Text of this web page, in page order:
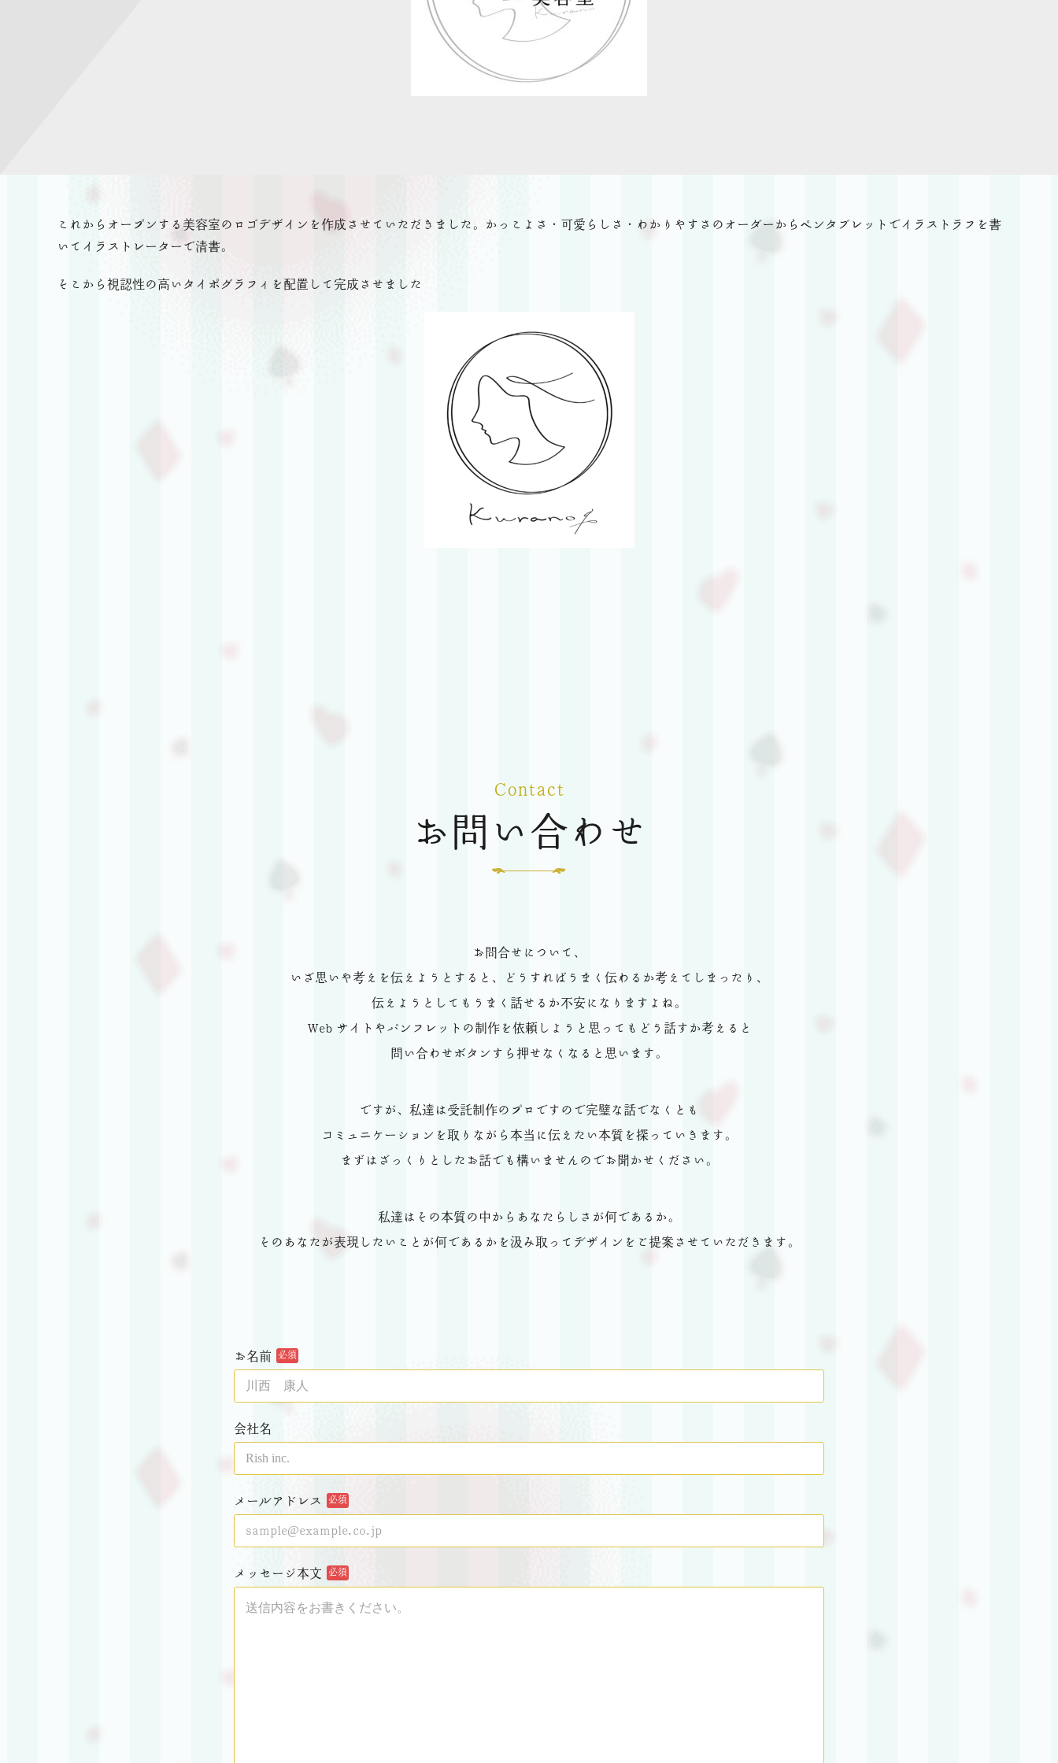
これからオープンする美容室のロゴデザインを作成させていただきました。かっこよさ・可愛らしさ・わかりやすさのオーダーからペンタブレットでイラストラフを書
いてイラストレーターで清書。
そこから視認性の高いタイポグラフィを配置して完成させました
Contact
お問い合わせ
お問合せについて、
いざ思いや考えを伝えようとすると、どうすればうまく伝わるか考えてしまったり、
伝えようとしてもうまく話せるか不安になりますよね。
Web サイトやパンフレットの制作を依頼しようと思ってもどう話すか考えると
問い合わせボタンすら押せなくなると思います。
ですが、私達は受託制作のプロですので完璧な話でなくとも
コミュニケーションを取りながら本当に伝えたい本質を探っていきます。
まずはざっくりとしたお話でも構いませんのでお聞かせください。
私達はその本質の中からあなたらしさが何であるか。
そのあなたが表現したいことが何であるかを汲み取ってデザインをご提案させていただきます。
お名前 必須
会社名
メールアドレス 必須
メッセージ本文 必須